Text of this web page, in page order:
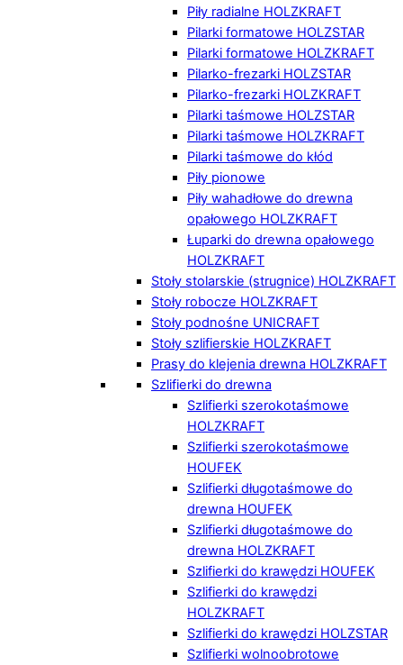
Piły radialne HOLZKRAFT
Pilarki formatowe HOLZSTAR
Pilarki formatowe HOLZKRAFT
Pilarko-frezarki HOLZSTAR
Pilarko-frezarki HOLZKRAFT
Pilarki taśmowe HOLZSTAR
Pilarki taśmowe HOLZKRAFT
Pilarki taśmowe do kłód
Piły pionowe
Piły wahadłowe do drewna
opałowego HOLZKRAFT
Łuparki do drewna opałowego
HOLZKRAFT
Stoły stolarskie (strugnice) HOLZKRAFT
Stoły robocze HOLZKRAFT
Stoły podnośne UNICRAFT
Stoły szlifierskie HOLZKRAFT
Prasy do klejenia drewna HOLZKRAFT
Szlifierki do drewna
Szlifierki szerokotaśmowe
HOLZKRAFT
Szlifierki szerokotaśmowe
HOUFEK
Szlifierki długotaśmowe do
drewna HOUFEK
Szlifierki długotaśmowe do
drewna HOLZKRAFT
Szlifierki do krawędzi HOUFEK
Szlifierki do krawędzi
HOLZKRAFT
Szlifierki do krawędzi HOLZSTAR
Szlifierki wolnoobrotowe